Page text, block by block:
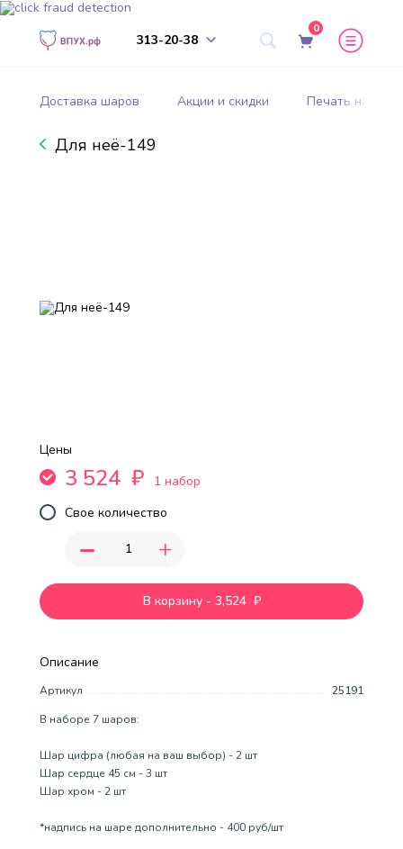
313-20-38
0
Доставка шаров Акции и скидки Печать на
Для неё-149
Описание
Артикул
25191
В наборе 7 шаров:
Шар цифра (любая на ваш выбор) - 2 шт
Шар сердце 45 см - 3 шт
Шар хром - 2 шт
*надпись на шаре дополнительно - 400 руб/шт
Цены
3 524 ₽
1 набор
Свое количество
- +
В корзину - 3,524 ₽